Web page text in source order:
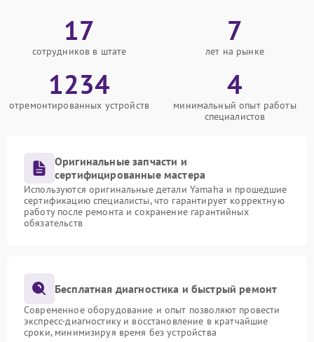
17
сотрудников в штате
7
лет на рынке
1234
отремонтированных устройств
4
минимальный опыт работы
специалистов
Оригинальные запчасти и
сертифицированные мастера
Используются оригинальные детали Yamaha и прошедшие
сертификацию специалисты, что гарантирует корректную
работу после ремонта и сохранение гарантийных
обязательств
Бесплатная диагностика и быстрый ремонт
Современное оборудование и опыт позволяют провести
экспресс-диагностику и восстановление в кратчайшие
сроки, минимизируя время без устройства